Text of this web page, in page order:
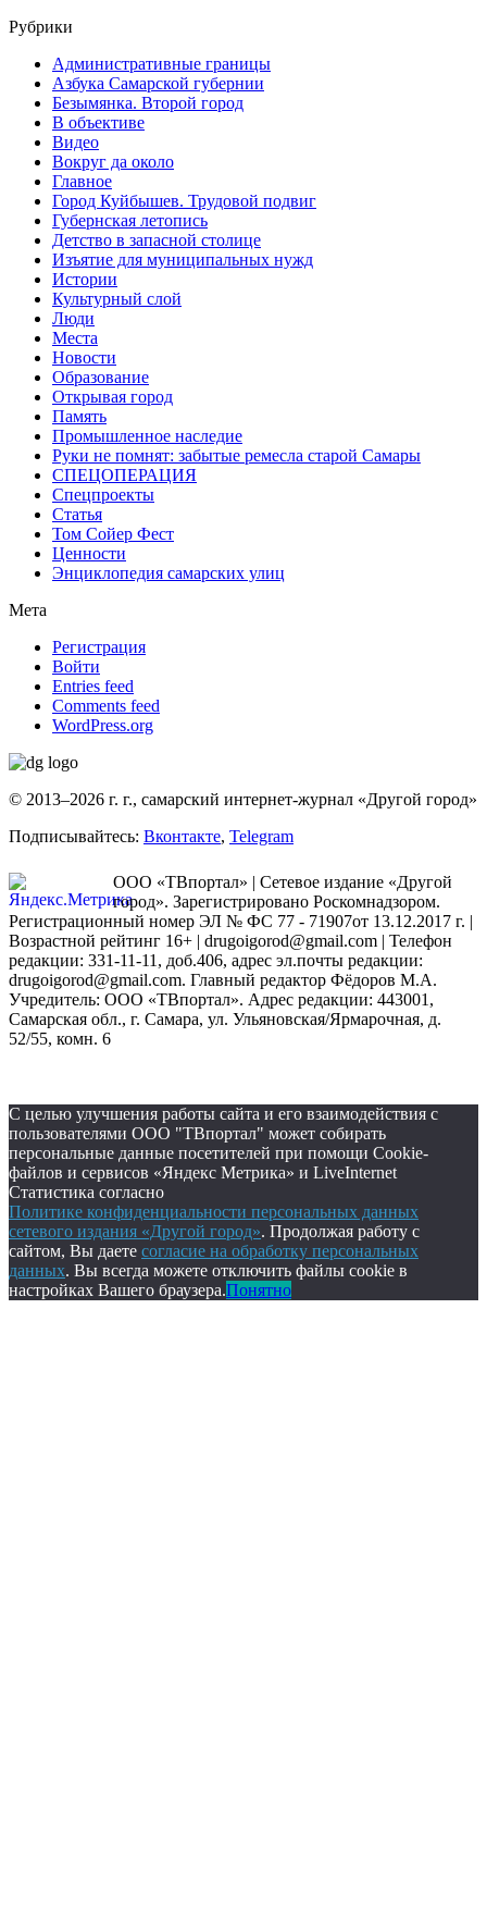
Рубрики
Административные границы
Азбука Самарской губернии
Безымянка. Второй город
В объективе
Видео
Вокруг да около
Главное
Город Куйбышев. Трудовой подвиг
Губернская летопись
Детство в запасной столице
Изъятие для муниципальных нужд
Истории
Культурный слой
Люди
Места
Новости
Образование
Открывая город
Память
Промышленное наследие
Руки не помнят: забытые ремесла старой Самары
СПЕЦОПЕРАЦИЯ
Спецпроекты
Статья
Том Сойер Фест
Ценности
Энциклопедия самарских улиц
Мета
Регистрация
Войти
Entries feed
Comments feed
WordPress.org
© 2013–2026 г. г., самарский интернет-журнал «Другой город»
Подписывайтесь: Вконтакте, Telegram
ООО «ТВпортал» | Сетевое издание «Другой
город». Зарегистрировано Роскомнадзором.
Регистрационный номер ЭЛ № ФС 77 - 71907от 13.12.2017 г. |
Возрастной рейтинг 16+ | drugoigorod@gmail.com | Телефон
редакции: 331-11-11, доб.406, адрес эл.почты редакции:
drugoigorod@gmail.com. Главный редактор Фёдоров М.А.
Учредитель: ООО «ТВпортал». Адрес редакции: 443001,
Самарская обл., г. Самара, ул. Ульяновская/Ярмарочная, д.
52/55, комн. 6
С целью улучшения работы сайта и его взаимодействия с
пользователями ООО "ТВпортал" может собирать
персональные данные посетителей при помощи Cookie-
файлов и сервисов «Яндекс Метрика» и LiveInternet
Статистика согласно
Политике конфиденциальности персональных данных
сетевого издания «Другой город». Продолжая работу с
сайтом, Вы даете согласие на обработку персональных
данных. Вы всегда можете отключить файлы cookie в
настройках Вашего браузера.Понятно